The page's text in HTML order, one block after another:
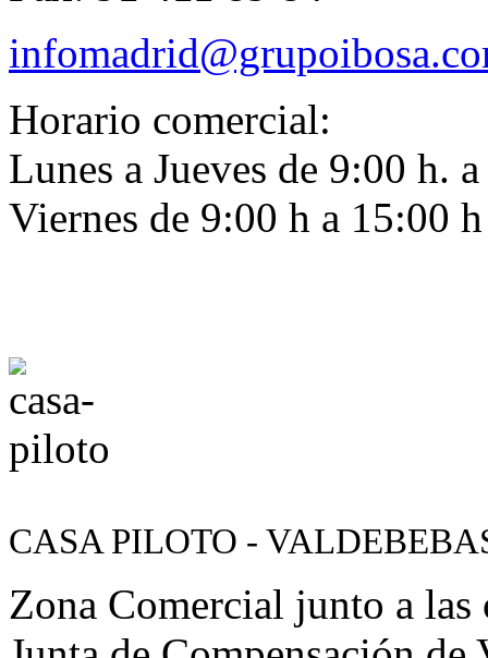
Horario comercial:
Lunes a Jueves de 9:00 h.
Viernes de 9:00 h a 15:00 h
CASA PILOTO -
Zona Comercial junto a las